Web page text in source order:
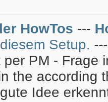
HowTos ---
diesem Setup.
PM - Frage
the according
Idee